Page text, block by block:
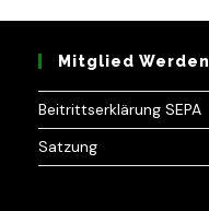
Mitglied Werden
Beitrittserklärung SEPA
Satzung